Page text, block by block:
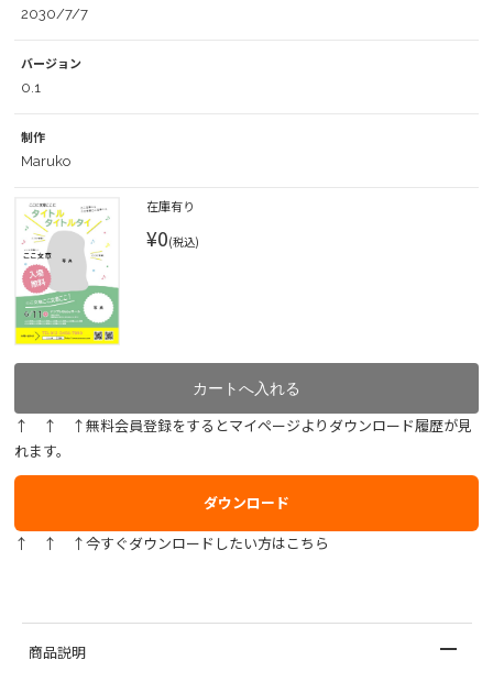
2030/7/7
バージョン
0.1
制作
Maruko
在庫有り
¥0(税込)
↑ ↑ ↑無料会員登録をするとマイページよりダウンロード履歴が見
れます。
ダウンロード
↑ ↑ ↑今すぐダウンロードしたい方はこちら
商品説明